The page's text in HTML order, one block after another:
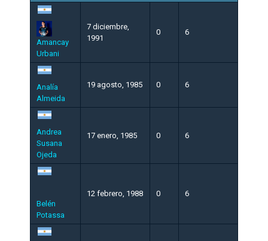
Amancay
Urbani
7 diciembre,
1991
0 6
Analía
Almeida
19 agosto, 1985 0 6
Andrea
Susana
Ojeda
17 enero, 1985 0 6
Belén
Potassa
12 febrero, 1988 0 6